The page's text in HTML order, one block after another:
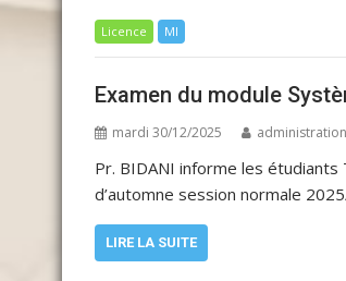
Licence MI
Examen du module
mardi 30/12/2025 administration
Pr. BIDANI informe les étudiants
d’automne session normale
LIRE LA SUITE